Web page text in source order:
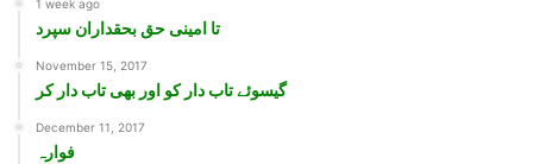
1 week ago
تا امینی حق بحقداران سپرد
November 15, 2017
گيسوئے تاب دار کو اور بھی تاب دار کر
December 11, 2017
فوارہ